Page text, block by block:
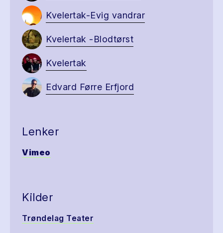
Kvelertak-Evig vandrar
Kvelertak -Blodtørst
Kvelertak
Edvard Førre Erfjord
Lenker
Vimeo
Kilder
Trøndelag Teater